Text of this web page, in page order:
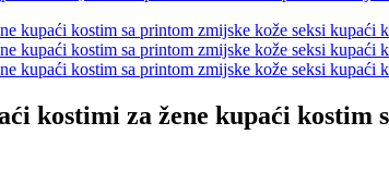
kostimi za žene kupaći